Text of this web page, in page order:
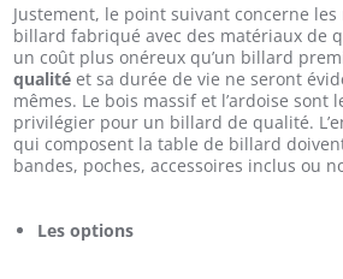
Justement, le point suivant concerne les
billard fabriqué avec des matériaux de
un coût plus onéreux qu’un billard
qualité et sa durée de vie ne seront
mêmes. Le bois massif et l’ardoise sont
privilégier pour un billard de qualité.
qui composent la table de billard
bandes, poches, accessoires inclus ou
Les options